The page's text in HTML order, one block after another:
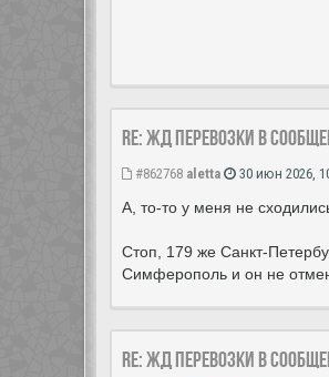
Re: ЖД перевозки в
#862768 aletta 30 июн 2026,
А, то-то у меня не
Стоп, 179 же Санкт-
Симферополь и он не
Re: ЖД перевозки в